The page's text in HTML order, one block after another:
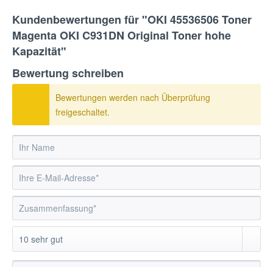
Kundenbewertungen für "OKI 45536506 Toner
Magenta OKI C931DN Original Toner hohe
Kapazität"
Bewertung schreiben
Bewertungen werden nach Überprüfung
freigeschaltet.